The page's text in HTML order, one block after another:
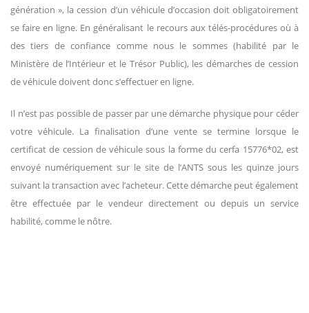
génération », la cession d’un véhicule d’occasion doit obligatoirement
se faire en ligne. En généralisant le recours aux télés-procédures où à
des tiers de confiance comme nous le sommes (habilité par le
Ministère de l’Intérieur et le Trésor Public), les démarches de cession
de véhicule doivent donc s’effectuer en ligne.
Il n’est pas possible de passer par une démarche physique pour céder
votre véhicule. La finalisation d’une vente se termine lorsque le
certificat de cession de véhicule sous la forme du cerfa 15776*02, est
envoyé numériquement sur le site de l’ANTS sous les quinze jours
suivant la transaction avec l’acheteur. Cette démarche peut également
être effectuée par le vendeur directement ou depuis un service
habilité, comme le nôtre.